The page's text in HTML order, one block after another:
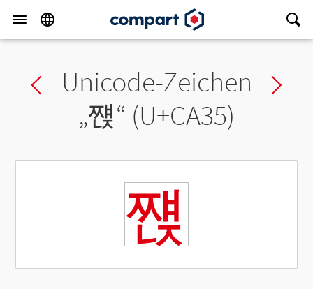
Previous char
Unicode-Zeichen
„쨵“ (U+CA35)
쨵